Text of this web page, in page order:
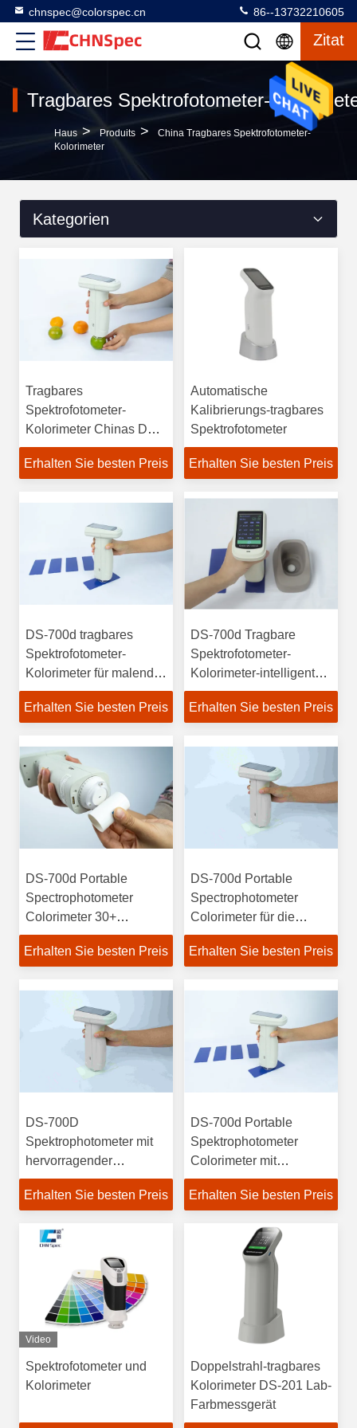
chnspec@colorspec.cn 86--13732210605
Zitat
Tragbares Spektrofotometer-
Haus > Produits >
China Tragbares Spektrofotometer-
Kolorimeter
Kategorien
Tragbares
Spektrofotometer-
Kolorimeter Chinas DS-
700D
Erhalten Sie besten Preis
Automatische
Kalibrierungs-tragbares
Spektrofotometer
Erhalten Sie besten Preis
DS-700d tragbares
Spektrofotometer-
Kolorimeter für malende
beschichtende
Kunststofftextilindustrie
Erhalten Sie besten Preis
DS-700d Tragbare
Spektrofotometer-
Kolorimeter-intelligente
Selbstkalibrierungs-
hohes
Erhalten Sie besten Preis
DS-700d Portable
Spectrophotometer
Colorimeter 30+
Messparameter und 37
Auswertungslichtquellen
Erhalten Sie besten Preis
DS-700d Portable
Spectrophotometer
Colorimeter für die
Kunststofffarbe
Beschichtung
Erhalten Sie besten Preis
DS-700D
Spektrophotometer mit
hervorragender
Wiederholbarkeit und
Instrumentenübereinstimmung
Erhalten Sie besten Preis
DS-700d Portable
Spektrophotometer
Colorimeter mit
doppelter Spalte
Hochpräzisions-CMOS-
Erhalten Sie besten Preis
Video
Spektrofotometer und
Kolorimeter
Doppelstrahl-tragbares
Kolorimeter DS-201 Lab-
Farbmessgerät